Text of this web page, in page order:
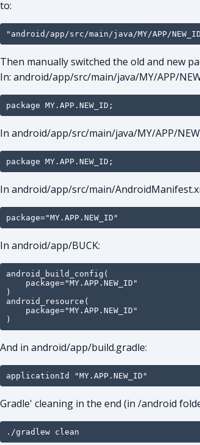
to:
"android/app/src/main/java/MY/APP/
Then manually switched the old and new
In: android/app/src/main/java/MY/APP/
package MY.APP.NEW_ID;
In android/app/src/main/java/MY/APP/
package MY.APP.NEW_ID;
In android/app/src/main/
package="MY.APP.NEW_ID"
In android/app/BUCK:
android_build_config(
    package="MY.APP.NEW_ID"
)
android_resource(
    package="MY.APP.NEW_ID"
)
And in android/app/build.gradle:
applicationId "MY.APP.NEW_ID"
Gradle' cleaning in the end (in /android
./gradlew clean